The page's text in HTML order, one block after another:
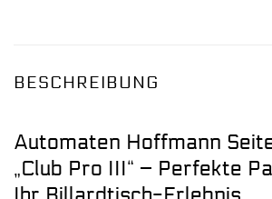
BESCHREIBUNG
Automaten Hoffmann
„Club Pro III“ – Perfekte